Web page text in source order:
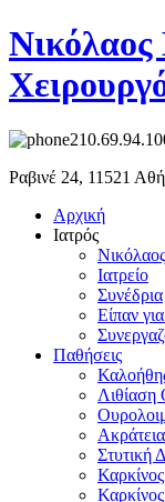
Ραβινέ 24, 11521
Αρχική
Ιατρός
Ιατρείο
Συνέδρια
Είπαν
Παθήσεις
Λιθίαση
Στυτική